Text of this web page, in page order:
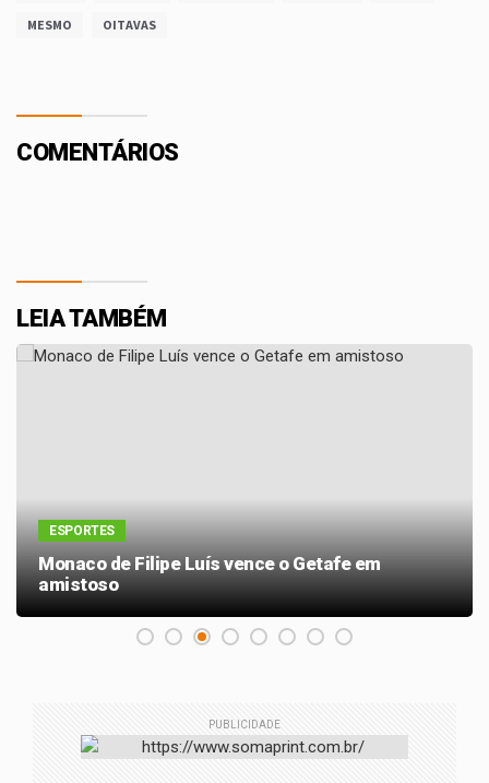
MESMO OITAVAS
COMENTÁRIOS
LEIA TAMBÉM
ESPORTES
Monaco de Filipe Luís vence o Getafe em
amistoso
PUBLICIDADE